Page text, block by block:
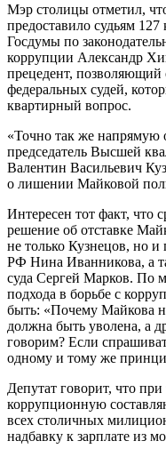
Мэр столицы отметил,
предоставило судьям
Госдумы по
коррупции Александр
прецедент, позволяющий
федеральных судей,
квартирный вопрос.
«Точно так же напрямую
председатель Высшей
Валентин Васильевич
о лишении Майковой
Интересен тот факт,
решение об отставке
не только Кузнецов, но и
РФ Нина Иванникова, а
суда Сергей Марков. По
подхода в борьбе с
быть: «Почему Майкова
должна быть уволена, а
говорим? Если
одному и тому же
Депутат говорит, что
коррупционную
всех столичных
надбавку к зарплате из